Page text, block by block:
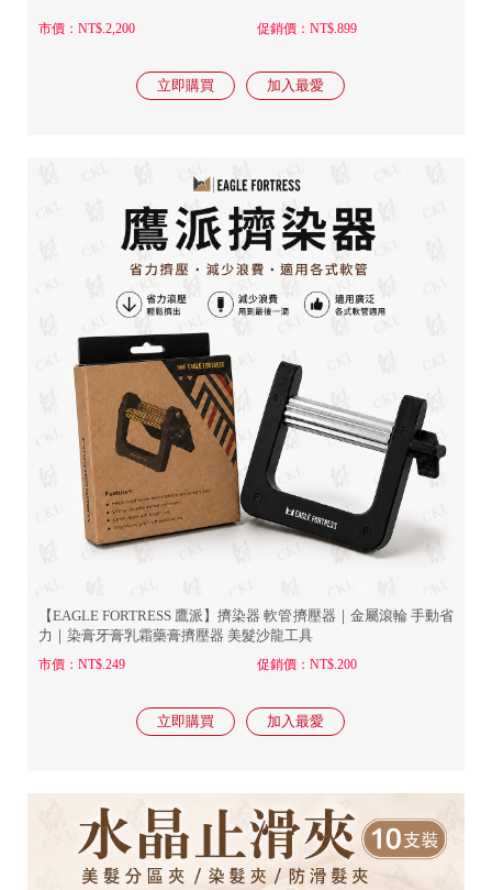
市價：NT$.2,200 促銷價：NT$.899
【EAGLE FORTRESS 鷹派】擠染器 軟管擠壓器｜金屬滾輪 手動省
力｜染膏牙膏乳霜藥膏擠壓器 美髮沙龍工具
市價：NT$.249 促銷價：NT$.200